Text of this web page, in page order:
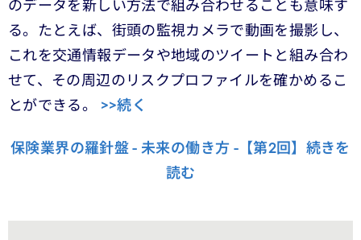
のデータを新しい方法で組み合わせることも意味す
る。たとえば、街頭の監視カメラで動画を撮影し、
これを交通情報データや地域のツイートと組み合わ
せて、その周辺のリスクプロファイルを確かめるこ
とができる。 >>続く
保険業界の羅針盤 - 未来の働き方 -【第2回】続きを
読む